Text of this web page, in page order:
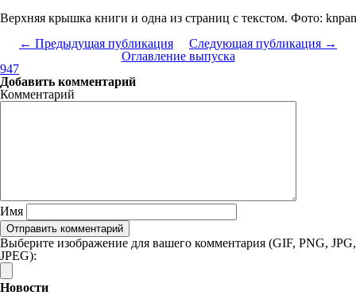
Верхняя крышка книги и одна из страниц с текстом. Фото:
← Предыдущая публикация
Следующая публикация →
Оглавление выпуска
947
Добавить комментарий
Комментарий
Имя
Выберите изображение для вашего комментария (GIF, PNG, JPG,
JPEG):
Новости